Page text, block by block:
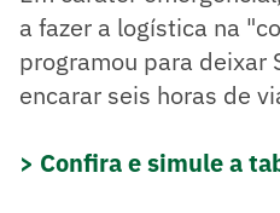
a fazer a logística na
programou para deixar
encarar seis horas de
> Confira e simule a